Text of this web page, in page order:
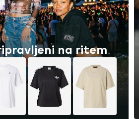
na ritem